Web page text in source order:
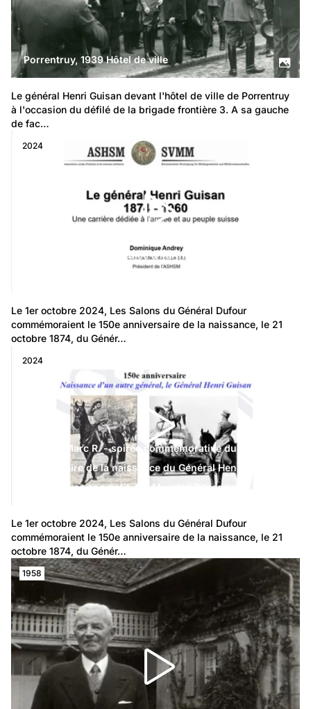
Porrentruy, 1939 Hôtel de ville
Le général Henri Guisan devant l'hôtel de ville de Porrentruy
à l'occasion du défilé de la brigade frontière 3. A sa gauche
de fac…
2024
1960), une carrière dédiée à l'armée et au peuple
Le 1er octobre 2024, Les Salons du Général Dufour
commémoraient le 150e anniversaire de la naissance, le 21
octobre 1874, du Génér…
2024
STUDER Marc R. - soirée commémorative du 150e
anniversaire de la naissance du Général Henri
Guisan, avec son petit-fils Maurice Decoppet
Le 1er octobre 2024, Les Salons du Général Dufour
commémoraient le 150e anniversaire de la naissance, le 21
octobre 1874, du Génér…
1958